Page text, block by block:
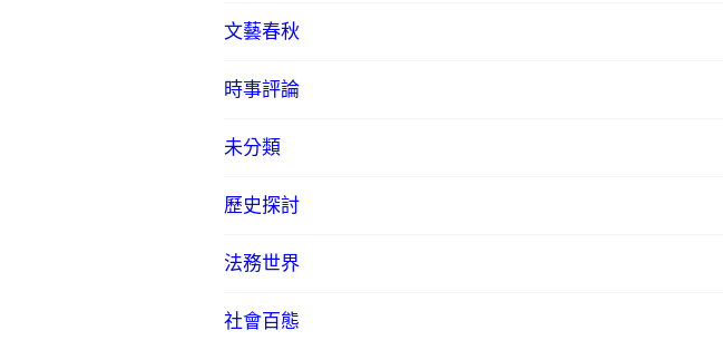
文藝春秋
時事評論
未分類
歷史探討
法務世界
社會百態